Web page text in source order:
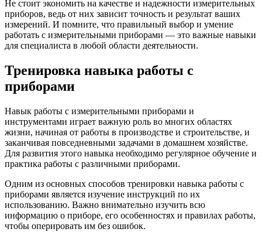
Не стоит экономить на качестве и надежности измерительных
приборов, ведь от них зависит точность и результат ваших
измерений. И помните, что правильный выбор и умение
работать с измерительными приборами — это важные навыки
для специалиста в любой области деятельности.
Тренировка навыка работы с
приборами
Навык работы с измерительными приборами и
инструментами играет важную роль во многих областях
жизни, начиная от работы в производстве и строительстве, и
заканчивая повседневными задачами в домашнем хозяйстве.
Для развития этого навыка необходимо регулярное обучение и
практика работы с различными приборами.
Одним из основных способов тренировки навыка работы с
приборами является изучение инструкций по их
использованию. Важно внимательно изучить всю
информацию о приборе, его особенностях и правилах работы,
чтобы оперировать им без ошибок.